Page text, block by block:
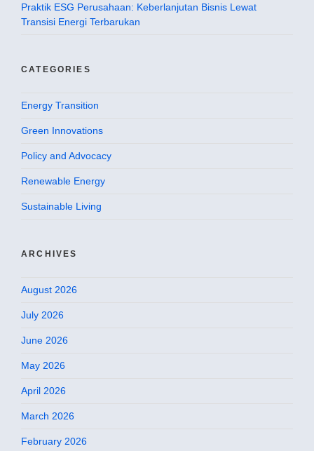
Praktik ESG Perusahaan: Keberlanjutan Bisnis Lewat
Transisi Energi Terbarukan
CATEGORIES
Energy Transition
Green Innovations
Policy and Advocacy
Renewable Energy
Sustainable Living
ARCHIVES
August 2026
July 2026
June 2026
May 2026
April 2026
March 2026
February 2026